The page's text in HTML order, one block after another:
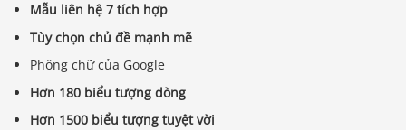
Mẫu liên hệ 7 tích hợp
Tùy chọn chủ đề mạnh mẽ
Phông chữ của Google
Hơn 180 biểu tượng dòng
Hơn 1500 biểu tượng tuyệt vời